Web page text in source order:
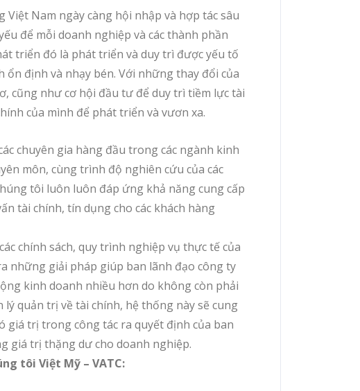
Nam ngày càng hội nhập và hợp tác sâu
để mỗi doanh nghiệp và các thành phần
triển đó là phát triển và duy trì được yếu tố
ổn định và nhạy bén. Với những thay đổi của
cũng như cơ hội đầu tư để duy trì tiềm lực tài
của mình để phát triển và vươn xa.
chuyên gia hàng đầu trong các ngành kinh
môn, cùng trình độ nghiên cứu của các
tôi luôn luôn đáp ứng khả năng cung cấp
tài chính, tín dụng cho các khách hàng
chính sách, quy trình nghiệp vụ thực tế của
những giải pháp giúp ban lãnh đạo công ty
kinh doanh nhiều hơn do không còn phải
quản trị về tài chính, hệ thống này sẽ cung
giá trị trong công tác ra quyết định của ban
giá trị thặng dư cho doanh nghiệp.
tôi Việt Mỹ – VATC: